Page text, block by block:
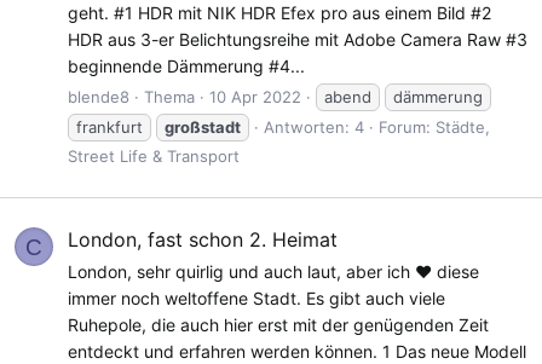
geht. #1 HDR mit NIK HDR Efex pro aus einem Bild #2
HDR aus 3-er Belichtungsreihe mit Adobe Camera Raw #3
beginnende Dämmerung #4...
blende8 Thema 10 Apr 2022 abend
dämmerung
frankfurt
großstadt Antworten: 4 Forum: Städte,
Street Life & Transport
C London, fast schon 2. Heimat
London, sehr quirlig und auch laut, aber ich ❤️ diese
immer noch weltoffene Stadt. Es gibt auch viele
Ruhepole, die auch hier erst mit der genügenden Zeit
entdeckt und erfahren werden können. 1 Das neue Modell